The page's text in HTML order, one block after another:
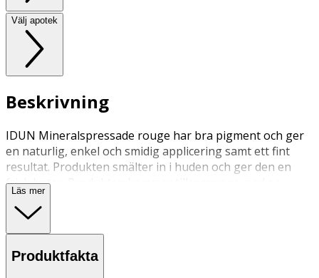
Välj apotek
Beskrivning
IDUN Mineralspressade rouge har bra pigment och ger
en naturlig, enkel och smidig applicering samt ett fint
resultat. Produkten smälter in i huden och ger den en
frisk lyster. Produkten kommer tillsammans med en
spegel i locket.
Smultron – en persikorosa nyans
Läs mer
Produktfakta